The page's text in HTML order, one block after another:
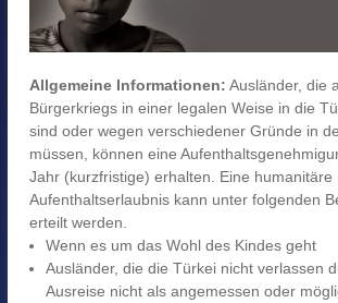
Allgemeine Informationen: Ausländer, die
Bürgerkriegs in einer legalen Weise in die
sind oder wegen verschiedener Gründe in
müssen, können eine
Jahr (kurzfristige) erhalten. Eine humanitäre
Aufenthaltserlaubnis kann unter folgenden
erteilt werden.
Wenn es um das Wohl des Kindes geht
Ausländer, die die Türkei nicht verlassen
Ausreise nicht als angemessen oder